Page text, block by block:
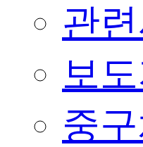
관
보
중